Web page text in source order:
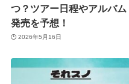
つ？ツアー日程やアルバム
発売を予想！
2026年5月16日